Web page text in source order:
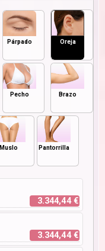
Párpado Oreja
Pecho Brazo
Muslo Pantorrilla
3.344,44 €
3.344,44 €